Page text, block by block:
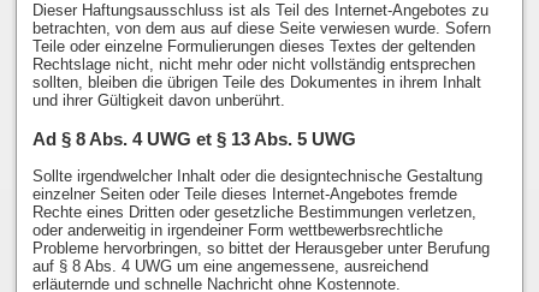
Dieser Haftungsausschluss ist als Teil des Internet-Angebotes zu
betrachten, von dem aus auf diese Seite verwiesen wurde. Sofern
Teile oder einzelne Formulierungen dieses Textes der geltenden
Rechtslage nicht, nicht mehr oder nicht vollständig entsprechen
sollten, bleiben die übrigen Teile des Dokumentes in ihrem Inhalt
und ihrer Gültigkeit davon unberührt.
Ad § 8 Abs. 4 UWG et § 13 Abs. 5 UWG
Sollte irgendwelcher Inhalt oder die designtechnische Gestaltung
einzelner Seiten oder Teile dieses Internet-Angebotes fremde
Rechte eines Dritten oder gesetzliche Bestimmungen verletzen,
oder anderweitig in irgendeiner Form wettbewerbsrechtliche
Probleme hervorbringen, so bittet der Herausgeber unter Berufung
auf § 8 Abs. 4 UWG um eine angemessene, ausreichend
erläuternde und schnelle Nachricht ohne Kostennote.